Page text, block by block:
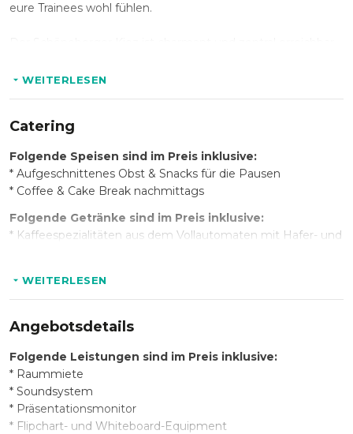
eure Trainees wohl fühlen.
Ein tolles Soundsystem, ein riesen Präsentationsmonitor
voller Spaß.
WEITERLESEN
Catering
Folgende Speisen sind im Preis inklusive:
* Aufgeschnittenes Obst & Snacks für die Pausen
* Coffee & Cake Break nachmittags
Folgende Getränke sind im Preis inklusive:
* Kaffeespezialitäten aus dem Vollautomaten mit Hafer- und
* Wasser Sprudel/Still
* FRITZ Softdrinks & Club Mate
WEITERLESEN
Angebotsdetails
Folgende Leistungen sind im Preis inklusive:
* Raummiete
* Soundsystem
* Präsentationsmonitor
* Flipchart- und Whiteboard-Equipment